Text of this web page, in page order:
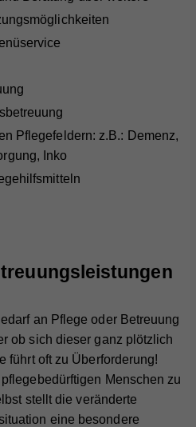
Pflegefeldern: z.B.: Demenz,
Inko
an Pflege oder Betreuung
ob sich dieser ganz plötzlich
führt oft zu Überforderung!
Menschen zu
stellt die veränderte
eine besondere